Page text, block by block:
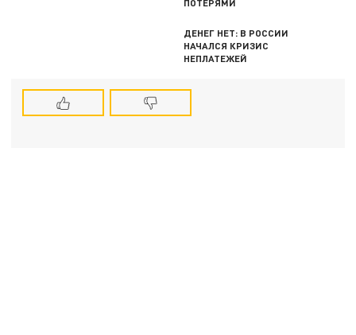
ПОТЕРЯМИ
ДЕНЕГ НЕТ: В РОССИИ
НАЧАЛСЯ КРИЗИС
НЕПЛАТЕЖЕЙ